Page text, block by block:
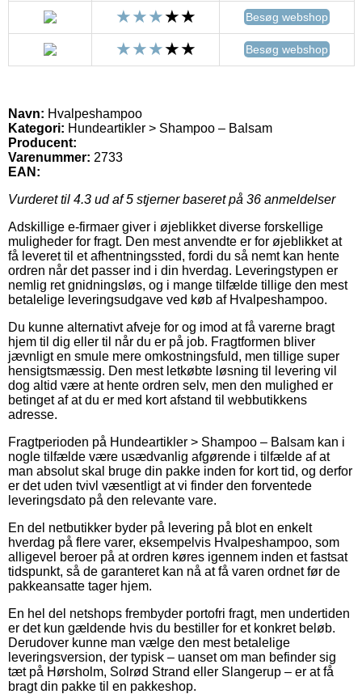
Besøg webshop
Besøg webshop
Navn: Hvalpeshampoo
Kategori: Hundeartikler > Shampoo – Balsam
Producent:
Varenummer: 2733
EAN:
Vurderet til 4.3 ud af 5 stjerner baseret på 36 anmeldelser
Adskillige e-firmaer giver i øjeblikket diverse forskellige
muligheder for fragt. Den mest anvendte er for øjeblikket at
få leveret til et afhentningssted, fordi du så nemt kan hente
ordren når det passer ind i din hverdag. Leveringstypen er
nemlig ret gnidningsløs, og i mange tilfælde tillige den mest
betalelige leveringsudgave ved køb af Hvalpeshampoo.
Du kunne alternativt afveje for og imod at få varerne bragt
hjem til dig eller til når du er på job. Fragtformen bliver
jævnligt en smule mere omkostningsfuld, men tillige super
hensigtsmæssig. Den mest letkøbte løsning til levering vil
dog altid være at hente ordren selv, men den mulighed er
betinget af at du er med kort afstand til webbutikkens
adresse.
Fragtperioden på Hundeartikler > Shampoo – Balsam kan i
nogle tilfælde være usædvanlig afgørende i tilfælde af at
man absolut skal bruge din pakke inden for kort tid, og derfor
er det uden tvivl væsentligt at vi finder den forventede
leveringsdato på den relevante vare.
En del netbutikker byder på levering på blot en enkelt
hverdag på flere varer, eksempelvis Hvalpeshampoo, som
alligevel beroer på at ordren køres igennem inden et fastsat
tidspunkt, så de garanteret kan nå at få varen ordnet før de
pakkeansatte tager hjem.
En hel del netshops frembyder portofri fragt, men undertiden
er det kun gældende hvis du bestiller for et konkret beløb.
Derudover kunne man vælge den mest betalelige
leveringsversion, der typisk – uanset om man befinder sig
tæt på Hørsholm, Solrød Strand eller Slangerup – er at få
bragt din pakke til en pakkeshop.